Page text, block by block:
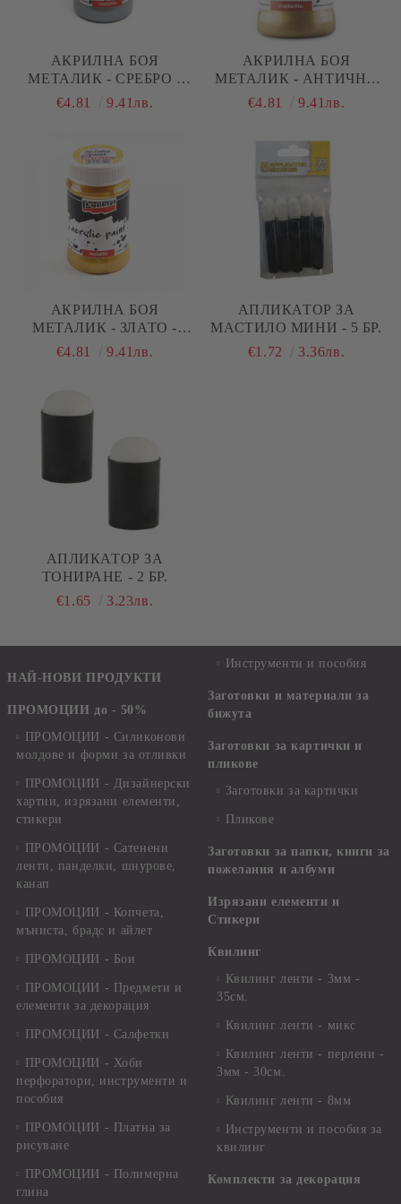
АКРИЛНА БОЯ
МЕТАЛИК - СРЕБРО -
100МЛ.
€4.81 9.41лв.
АКРИЛНА БОЯ
МЕТАЛИК - АНТИЧНО
ЗЛАТНО - 100МЛ.
€4.81 9.41лв.
АКРИЛНА БОЯ
МЕТАЛИК - ЗЛАТО -
100МЛ.
€4.81 9.41лв.
АПЛИКАТОР ЗА
МАСТИЛО МИНИ - 5 БР.
€1.72
3.36лв.
АПЛИКАТОР ЗА
ТОНИРАНЕ - 2 БР.
€1.65
3.23лв.
НАЙ-НОВИ ПРОДУКТИ
ПРОМОЦИИ до - 50%
ПРОМОЦИИ - Силиконови
молдове и форми за отливки
ПРОМОЦИИ - Дизайнерски
хартии, изрязани елементи,
стикери
ПРОМОЦИИ - Сатенени
ленти, панделки, шнурове,
канап
ПРОМОЦИИ - Копчета,
мъниста, брадс и айлет
ПРОМОЦИИ - Бои
ПРОМОЦИИ - Предмети и
елементи за декорация
ПРОМОЦИИ - Салфетки
ПРОМОЦИИ - Хоби
перфоратори, инструменти и
пособия
ПРОМОЦИИ - Платна за
рисуване
ПРОМОЦИИ - Полимерна
глина
Инструменти и пособия
Заготовки и материали за
бижута
Заготовки за картички и
пликове
Заготовки за картички
Пликове
Заготовки за папки, книги за
пожелания и албуми
Изрязани елементи и
Стикери
Квилинг
Квилинг ленти - 3мм -
35см.
Квилинг ленти - микс
Квилинг ленти - перлени -
3мм - 30см.
Квилинг ленти - 8мм
Инструменти и пособия за
квилинг
Комплекти за декорация